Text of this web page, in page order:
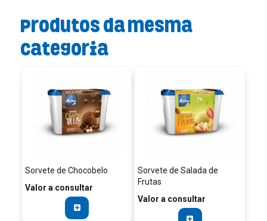
Produtos da mesma
categoria
Sorvete de Chocobelo
Valor a consultar
Sorvete de Salada de
Frutas
Valor a consultar